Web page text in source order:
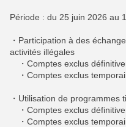
Période : du 25 juin 2026 au
・Participation à des
activités illégales
・Comptes exclus
・Comptes exclus
・Utilisation de programmes
・Comptes exclus
・Comptes exclus